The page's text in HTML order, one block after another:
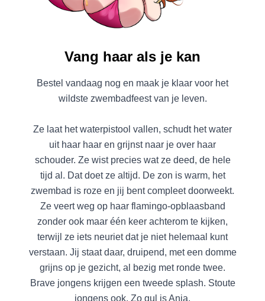
Vang haar als je kan
Bestel vandaag nog en maak je klaar voor het
wildste zwembadfeest van je leven.
Ze laat het waterpistool vallen, schudt het water
uit haar haar en grijnst naar je over haar
schouder. Ze wist precies wat ze deed, de hele
tijd al. Dat doet ze altijd. De zon is warm, het
zwembad is roze en jij bent compleet doorweekt.
Ze veert weg op haar flamingo-opblaasband
zonder ook maar één keer achterom te kijken,
terwijl ze iets neuriet dat je niet helemaal kunt
verstaan. Jij staat daar, druipend, met een domme
grijns op je gezicht, al bezig met ronde twee.
Brave jongens krijgen een tweede splash. Stoute
jongens ook. Zo gul is Anja.